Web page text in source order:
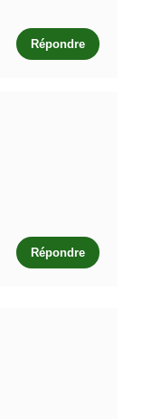
Répondre
Répondre